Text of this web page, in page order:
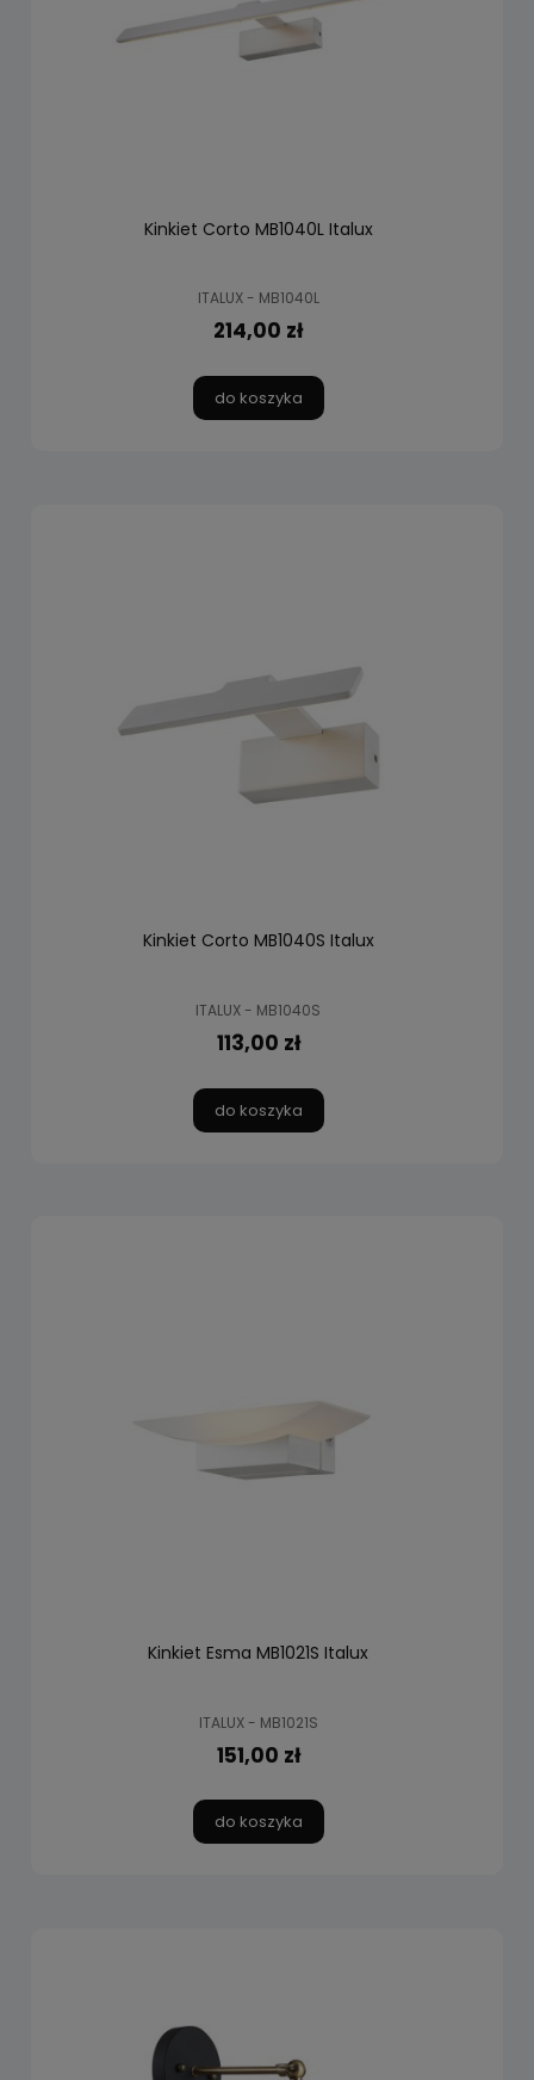
Kinkiet Corto MB1040L Italux
ITALUX - MB1040L
214,00 zł
do koszyka
Kinkiet Corto MB1040S Italux
ITALUX - MB1040S
113,00 zł
do koszyka
Kinkiet Esma MB1021S Italux
ITALUX - MB1021S
151,00 zł
do koszyka